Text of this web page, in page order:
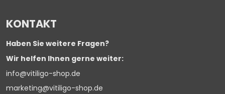
KONTAKT
Haben Sie weitere Fragen?
Wir helfen Ihnen gerne weiter:
info@vitiligo-shop.de
marketing@vitiligo-shop.de